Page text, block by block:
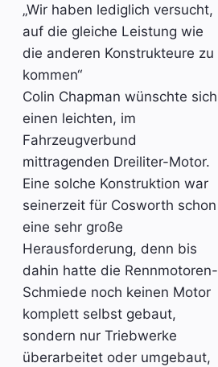
„Wir haben lediglich versucht,
auf die gleiche Leistung wie
die anderen Konstrukteure zu
kommen“
Colin Chapman wünschte sich
einen leichten, im
Fahrzeugverbund
mittragenden Dreiliter-Motor.
Eine solche Konstruktion war
seinerzeit für Cosworth schon
eine sehr große
Herausforderung, denn bis
dahin hatte die Rennmotoren-
Schmiede noch keinen Motor
komplett selbst gebaut,
sondern nur Triebwerke
überarbeitet oder umgebaut,